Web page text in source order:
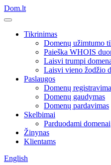
Dom.lt
Tikrinimas
Domenų užimtumo
Paieška WHOIS
Laisvi trumpi
Laisvi vieno žodžio
Paslaugos
Domenų
Domenų gaudymas
Domenų pardavimas
Skelbimai
Parduodami domenai
Žinynas
Klientams
English